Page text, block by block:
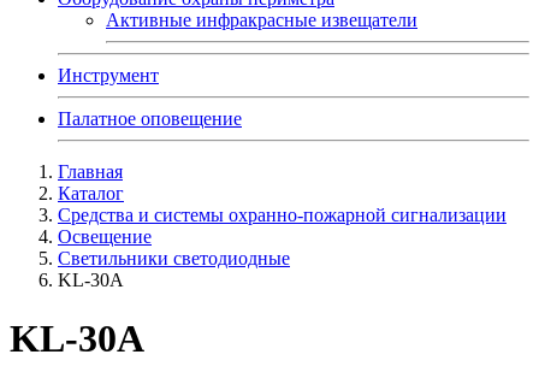
Активные инфракрасные извещатели
Инструмент
Палатное оповещение
Главная
Каталог
Средства и системы охранно-пожарной сигнализации
Освещение
Светильники светодиодные
KL-30A
KL-30A